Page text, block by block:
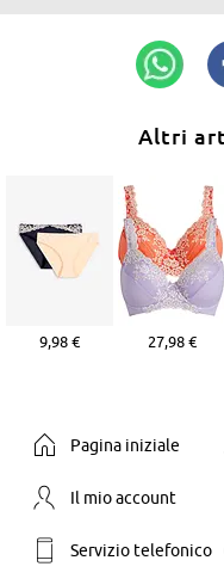
Altri
9,98 € 27,98 €
Pagina iniziale
Il mio account
Servizio telefonico